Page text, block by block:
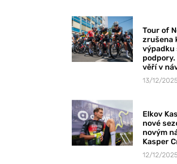
Tour of
zrušena
věří v
13/12/
Elkov
nové
novým
Kasper
12/12/